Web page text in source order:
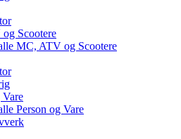
Scootere
MC, ATV og Scootere
Vare
Person og Vare